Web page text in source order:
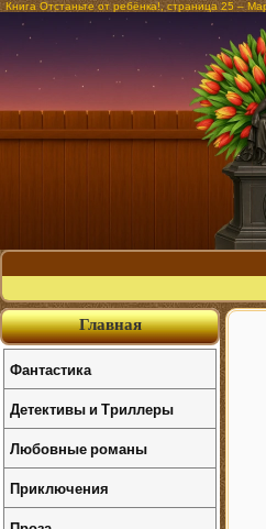
Книга Отстаньте от ребёнка!, страница 25 –
Главная
Фантастика
Детективы и Триллеры
Любовные романы
Приключения